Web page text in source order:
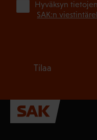
Hyväksyn
SAK:n
Tilaa